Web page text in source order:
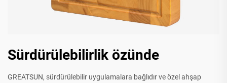
Sürdürülebilirlik özünde
GREATSUN, sürdürülebilir uygulamalara bağlıdır ve özel ahşap